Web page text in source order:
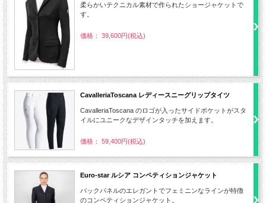
柔らかいテクニカル素材で作られたショージャケットで
す。
価格： 39,600円(税込)
CavalleriaToscana レディースニーグリップタイツ
CavalleriaToscana のロゴが入ったサイドポケットがスタ
イルにユニークなデザインタッチを加えます。
価格： 59,400円(税込)
Euro-star ルシア コンペティションジャケット
バックパネルのエレガントでフェミニンなラインが特徴
のコンペティションジャケット。